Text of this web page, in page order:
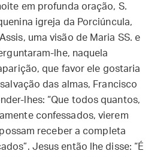
em profunda oração, S.
igreja da Porciúncula,
uma visão de Maria SS. e
lhe, naquela
que favor ele gostaria
das almas, Francisco
lhes: “Que todos quantos,
confessados, vierem
receber a completa
Jesus então lhe disse: “É